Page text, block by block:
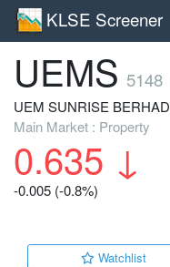
KLSE Screener
UEMS 5148
UEM SUNRISE BERHAD
Main Market : Property
0.635 ↓
-0.005 (-0.8%)
Watchlist